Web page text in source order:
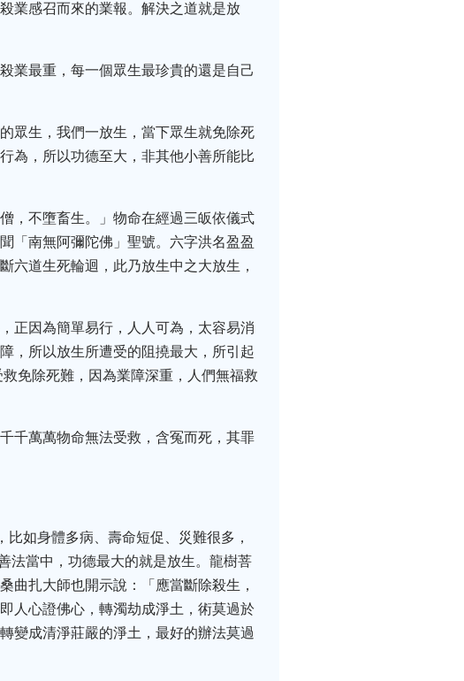
業感召而來的業報。解決之道就是放
業最重，每一個眾生最珍貴的還是自己
眾生，我們一放生，當下眾生就免除死
為，所以功德至大，非其他小善所能比
，不墮畜生。」物命在經過三皈依儀式
「南無阿彌陀佛」聖號。六字洪名盈盈
六道生死輪迴，此乃放生中之大放生，
正因為簡單易行，人人可為，太容易消
，所以放生所遭受的阻撓最大，所引起
免除死難，因為業障深重，人們無福救
千萬萬物命無法受救，含冤而死，其罪
如身體多病、壽命短促、災難很多，
法當中，功德最大的就是放生。龍樹菩
曲扎大師也開示說：「應當斷除殺生，
人心證佛心，轉濁劫成淨土，術莫過於
變成清淨莊嚴的淨土，最好的辦法莫過